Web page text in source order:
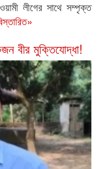
লীগের সাথে সম্পৃক্ত
বীর মুক্তিযোদ্ধা!